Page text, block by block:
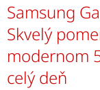
Samsung
Skvelý
modernom
celý deň